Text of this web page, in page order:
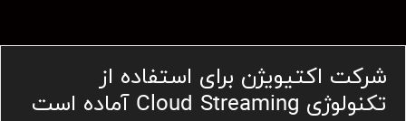
شرکت اکتیویژن برای استفاده از
تکنولوژی Cloud Streaming آماده است